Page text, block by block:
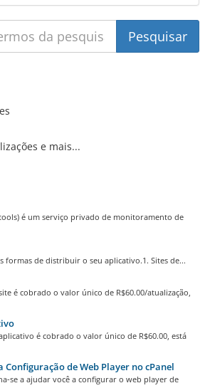
e mais...
é um serviço privado de monitoramento de
formas de distribuir o seu aplicativo.1. Sites de...
é cobrado o valor único de R$60.00/atualização,
é cobrado o valor único de R$60.00, está
de Web Player no cPanel
se a ajudar você a configurar o web player de